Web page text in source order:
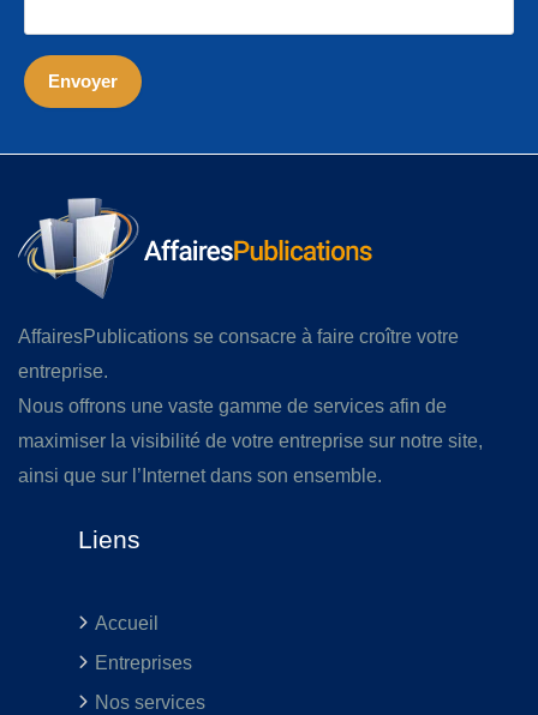
AffairesPublications se consacre à faire croître votre
entreprise.
Nous offrons une vaste gamme de services afin de
maximiser la visibilité de votre entreprise sur notre site,
ainsi que sur l’Internet dans son ensemble.
Liens
Accueil
Entreprises
Nos services